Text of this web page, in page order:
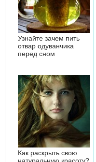
Узнайте зачем пить
отвар одуванчика
перед сном
Как раскрыть свою
натуральную красоту?